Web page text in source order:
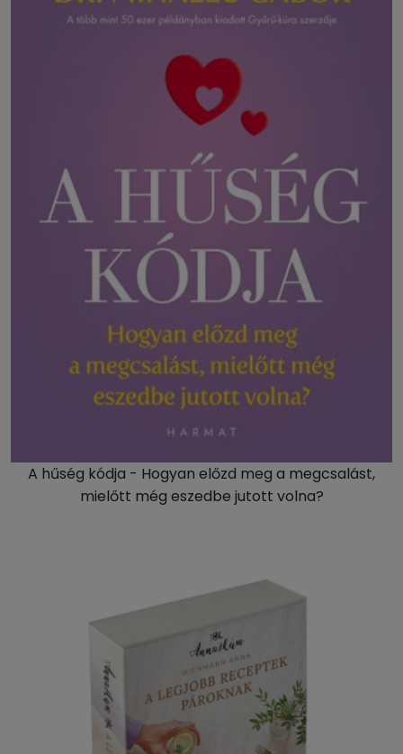
A hűség kódja - Hogyan előzd meg a megcsalást,
mielőtt még eszedbe jutott volna?